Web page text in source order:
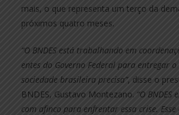
mais, o que representa um terço da
próximos quatro meses.
“O BNDES está trabalhando em
entes do Governo Federal para entregar
sociedade brasileira precisa”, disse o
BNDES, Gustavo Montezano. “O BNDES
com afinco para enfrentar essa crise.